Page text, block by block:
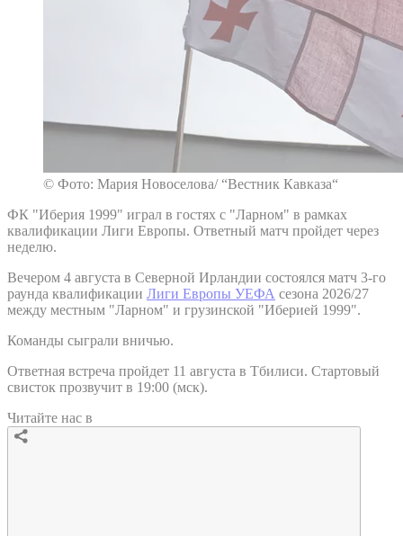
© Фото: Мария Новоселова/ “Вестник Кавказа“
ФК "Иберия 1999" играл в гостях с "Ларном" в рамках
квалификации Лиги Европы. Ответный матч пройдет через
неделю.
Вечером 4 августа в Северной Ирландии состоялся матч 3-го
раунда квалификации Лиги Европы УЕФА сезона 2026/27
между местным "Ларном" и грузинской "Иберией 1999".
Команды сыграли вничью.
Ответная встреча пройдет 11 августа в Тбилиси. Стартовый
свисток прозвучит в 19:00 (мск).
Читайте нас в